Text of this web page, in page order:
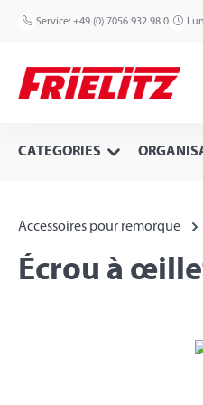
to main content
Skip to search
Skip to main navigation
Service: +49 (0) 7056 932 98 0
CATEGORIES
Accessoires pour remorque
Écrou à